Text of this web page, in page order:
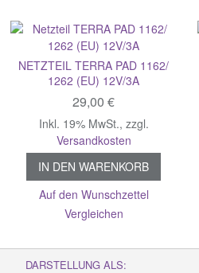
NETZTEIL TERRA PAD 1162/
1262 (EU) 12V/3A
29,00 €
Inkl. 19% MwSt., zzgl.
Versandkosten
IN DEN WARENKORB
Auf den Wunschzettel
Vergleichen
DARSTELLUNG ALS